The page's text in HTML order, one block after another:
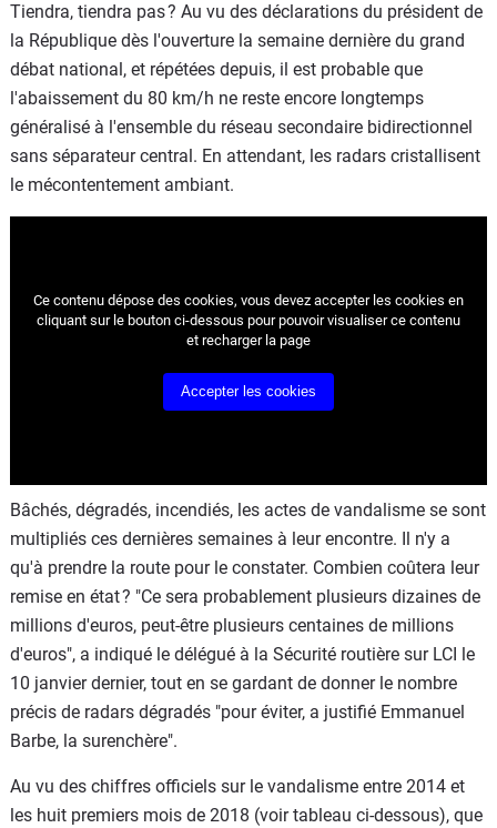
Tiendra, tiendra pas ? Au vu des déclarations du président de
la République dès l'ouverture la semaine dernière du grand
débat national, et répétées depuis, il est probable que
l'abaissement du 80 km/h ne reste encore longtemps
généralisé à l'ensemble du réseau secondaire bidirectionnel
sans séparateur central. En attendant, les radars cristallisent
le mécontentement ambiant.
Ce contenu dépose des cookies, vous devez accepter les cookies en
cliquant sur le bouton ci-dessous pour pouvoir visualiser ce contenu
et recharger la page
Accepter les cookies
Bâchés, dégradés, incendiés, les actes de vandalisme se sont
multipliés ces dernières semaines à leur encontre. Il n'y a
qu'à prendre la route pour le constater. Combien coûtera leur
remise en état ? "Ce sera probablement plusieurs dizaines de
millions d'euros, peut-être plusieurs centaines de millions
d'euros", a indiqué le délégué à la Sécurité routière sur LCI le
10 janvier dernier, tout en se gardant de donner le nombre
précis de radars dégradés "pour éviter, a justifié Emmanuel
Barbe, la surenchère".
Au vu des chiffres officiels sur le vandalisme entre 2014 et
les huit premiers mois de 2018 (voir tableau ci-dessous), que